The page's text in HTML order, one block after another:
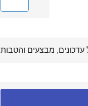
עדכונים, מבצעים והטבות